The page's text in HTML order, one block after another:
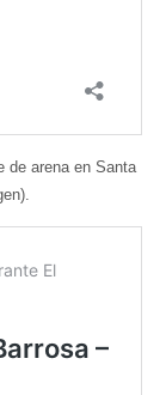
de arena en Santa